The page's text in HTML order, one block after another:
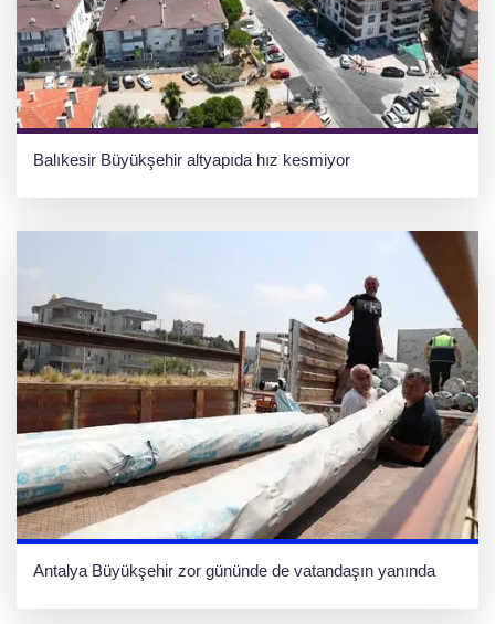
Balıkesir Büyükşehir altyapıda hız kesmiyor
Antalya Büyükşehir zor gününde de vatandaşın yanında